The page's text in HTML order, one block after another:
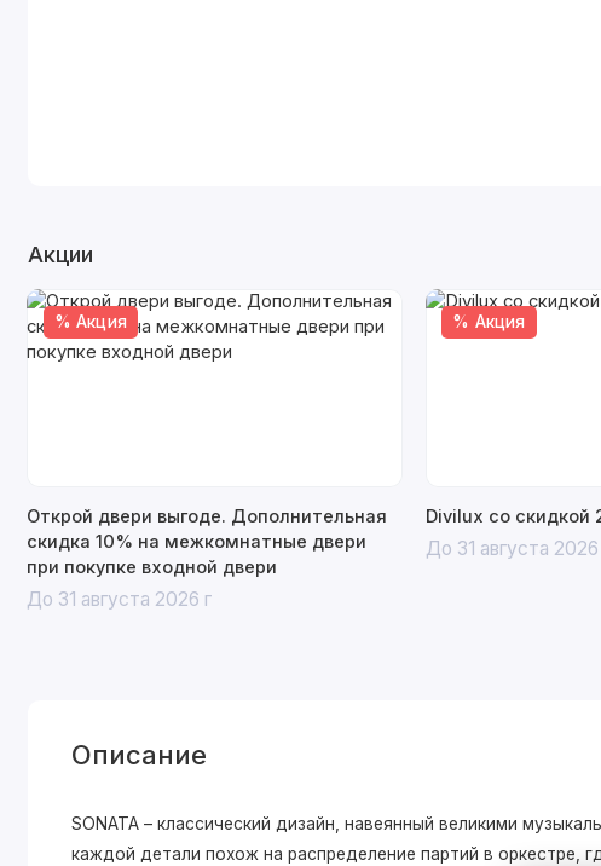
Акции
% Акция
Открой двери выгоде. Дополнительная
скидка 10% на межкомнатные двери
при покупке входной двери
До 31 августа 2026 г
% Акция
Divilux со скидкой
До 31 августа 2026
Описание
SONATA – классический дизайн, навеянный великими
каждой детали похож на распределение партий в оркестре,